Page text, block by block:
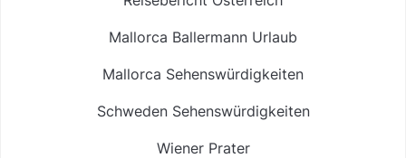
Mallorca Ballermann Urlaub
Mallorca Sehenswürdigkeiten
Schweden Sehenswürdigkeiten
Wiener Prater